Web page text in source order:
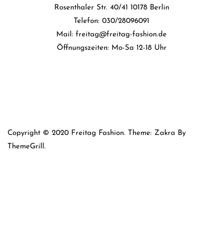
Rosenthaler Str. 40/41 10178 Berlin
Telefon: 030/28096091
Mail: freitag@freitag-fashion.de
Öffnungszeiten: Mo-Sa 12-18 Uhr
Copyright © 2020 Freitag Fashion. Theme: Zakra By
ThemeGrill.